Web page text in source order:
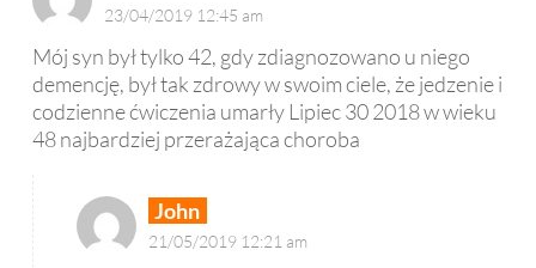
23/04/2019 12:45 am
Mój syn był tylko 42, gdy zdiagnozowano u niego
demencję, był tak zdrowy w swoim ciele, że jedzenie i
codzienne ćwiczenia umarły Lipiec 30 2018 w wieku
48 najbardziej przerażająca choroba
John
21/05/2019 12:21 am